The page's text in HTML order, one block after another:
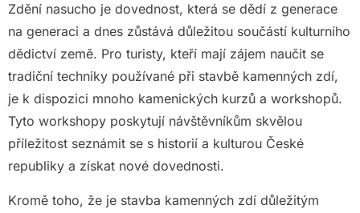
Zdění nasucho je dovednost, která se dědí z generace
na generaci a dnes zůstává důležitou součástí kulturního
dědictví země. Pro turisty, kteří mají zájem naučit se
tradiční techniky používané při stavbě kamenných zdí,
je k dispozici mnoho kamenických kurzů a workshopů.
Tyto workshopy poskytují návštěvníkům skvělou
příležitost seznámit se s historií a kulturou České
republiky a získat nové dovednosti.
Kromě toho, že je stavba kamenných zdí důležitým